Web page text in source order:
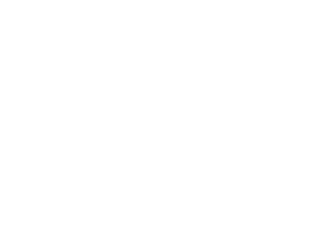
至专业客服，以及实时知...